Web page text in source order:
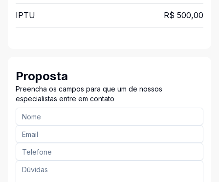
IPTU R$ 500,00
Proposta
Preencha os campos para que um de nossos
especialistas entre em contato